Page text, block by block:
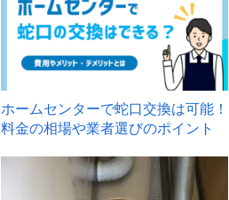
ホームセンターで蛇口交換は可能！
料金の相場や業者選びのポイント